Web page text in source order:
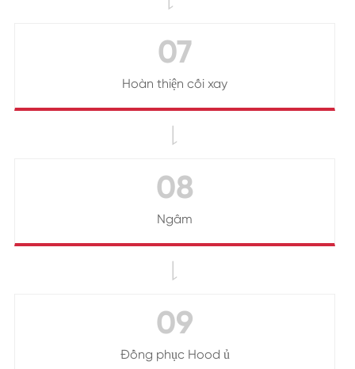
07
Hoàn thiện cối xay

08
Ngâm

09
Đồng phục Hood ủ